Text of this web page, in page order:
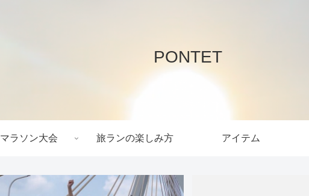
PONTET
マラソン大会 旅ランの楽しみ方 アイテム